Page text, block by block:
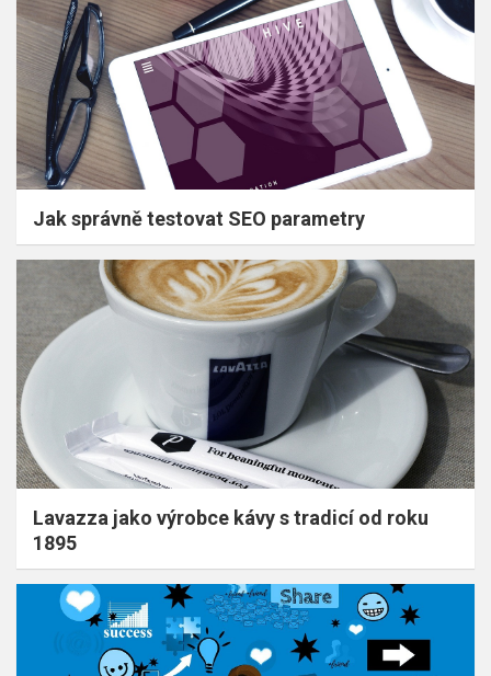
Jak správně testovat SEO parametry
Lavazza jako výrobce kávy s tradicí od roku
1895